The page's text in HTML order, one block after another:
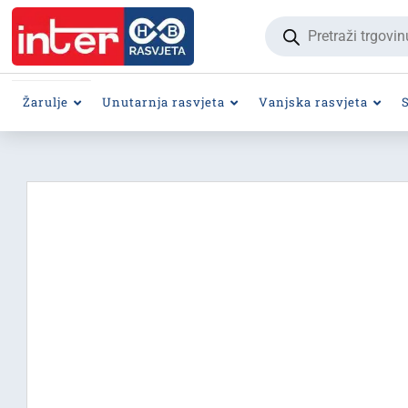
Products
search
Žarulje Unutarnja rasvjeta Vanjska rasvjeta